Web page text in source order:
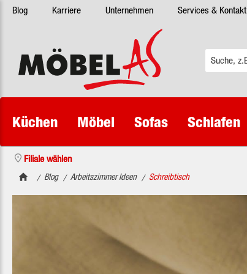
Hauptinhalt springen
Zur Suche springen
Zur Hauptnavigation springen
Blog Karriere Unternehmen Services & Kontakt
Küchen Möbel Sofas Schlafen
Filiale wählen
/ Blog / Arbeitszimmer Ideen / Schreibtisch